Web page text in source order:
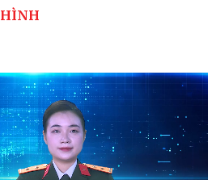
HÌNH